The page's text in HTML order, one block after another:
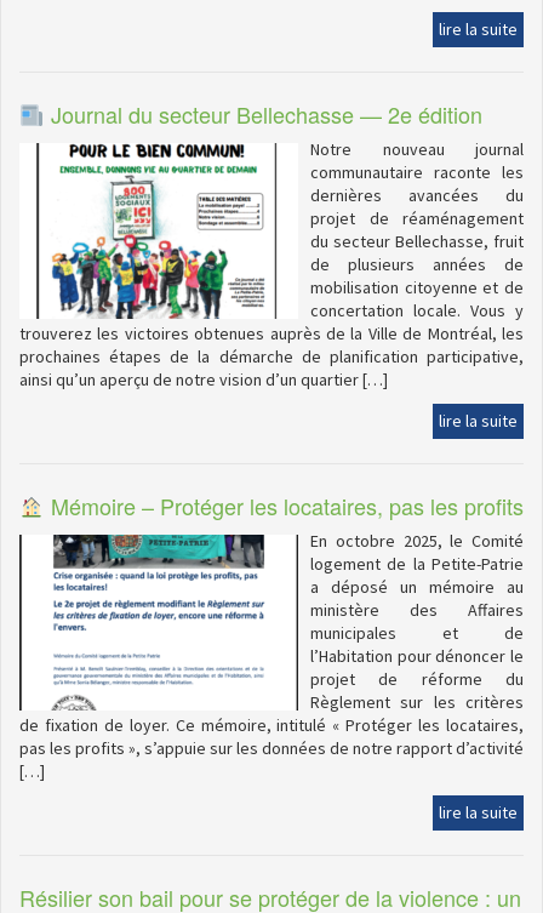
lire la suite
Journal du secteur Bellechasse — 2e édition
Notre nouveau journal
communautaire raconte les
dernières avancées du
projet de réaménagement
du secteur Bellechasse, fruit
de plusieurs années de
mobilisation citoyenne et de
concertation locale. Vous y
trouverez les victoires obtenues auprès de la Ville de Montréal, les
prochaines étapes de la démarche de planification participative,
ainsi qu’un aperçu de notre vision d’un quartier […]
lire la suite
Mémoire – Protéger les locataires, pas les profits
En octobre 2025, le Comité
logement de la Petite-Patrie
a déposé un mémoire au
ministère des Affaires
municipales et de
l’Habitation pour dénoncer le
projet de réforme du
Règlement sur les critères
de fixation de loyer. Ce mémoire, intitulé « Protéger les locataires,
pas les profits », s’appuie sur les données de notre rapport d’activité
[…]
lire la suite
Résilier son bail pour se protéger de la violence : un